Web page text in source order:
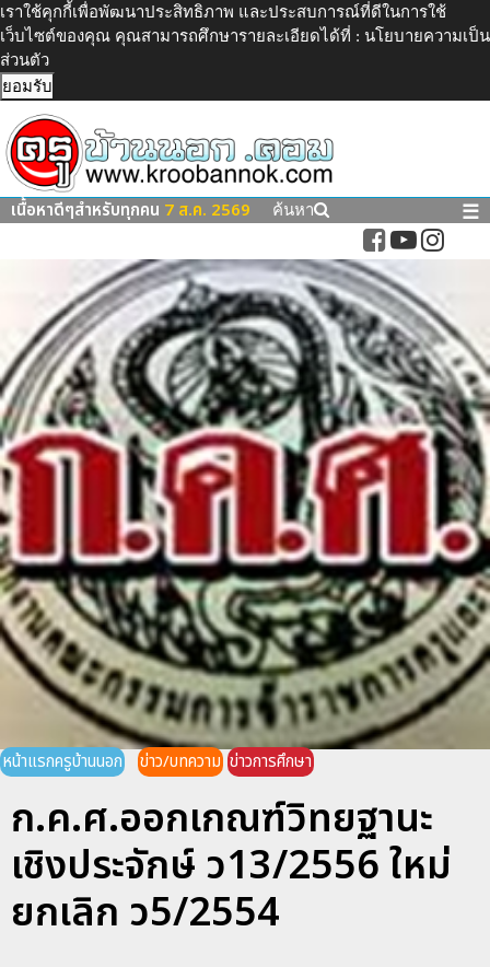
เราใช้คุกกี้เพื่อพัฒนาประสิทธิภาพ และประสบการณ์ที่ดีในการใช้
เว็บไซต์ของคุณ คุณสามารถศึกษารายละเอียดได้ที่ : นโยบายความเป็น
ส่วนตัว
ยอมรับ
เนื้อหาดีๆสำหรับทุกคน 7 ส.ค. 2569 ค้นหา ☰
หน้าแรกครูบ้านนอก ข่าว/บทความ ข่าวการศึกษา
ก.ค.ศ.ออกเกณฑ์วิทยฐานะ
เชิงประจักษ์ ว13/2556 ใหม่
ยกเลิก ว5/2554